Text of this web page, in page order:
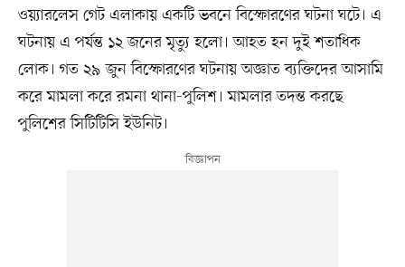
ওয়্যারলেস গেট এলাকায় একটি ভবনে বিস্ফোরণের ঘটনা ঘটে। এ
ঘটনায় এ পর্যন্ত ১২ জনের মৃত্যু হলো। আহত হন দুই শতাধিক
লোক। গত ২৯ জুন বিস্ফোরণের ঘটনায় অজ্ঞাত ব্যক্তিদের আসামি
করে মামলা করে রমনা থানা-পুলিশ। মামলার তদন্ত করছে
পুলিশের সিটিটিসি ইউনিট।